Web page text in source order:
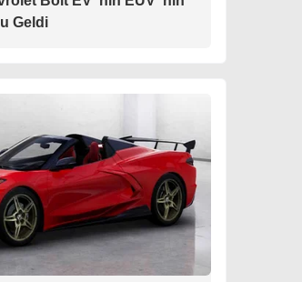
Geldi